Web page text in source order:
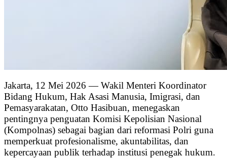
Jakarta, 12 Mei 2026 — Wakil Menteri Koordinator
Bidang Hukum, Hak Asasi Manusia, Imigrasi, dan
Pemasyarakatan, Otto Hasibuan, menegaskan
pentingnya penguatan Komisi Kepolisian Nasional
(Kompolnas) sebagai bagian dari reformasi Polri guna
memperkuat profesionalisme, akuntabilitas, dan
kepercayaan publik terhadap institusi penegak hukum.